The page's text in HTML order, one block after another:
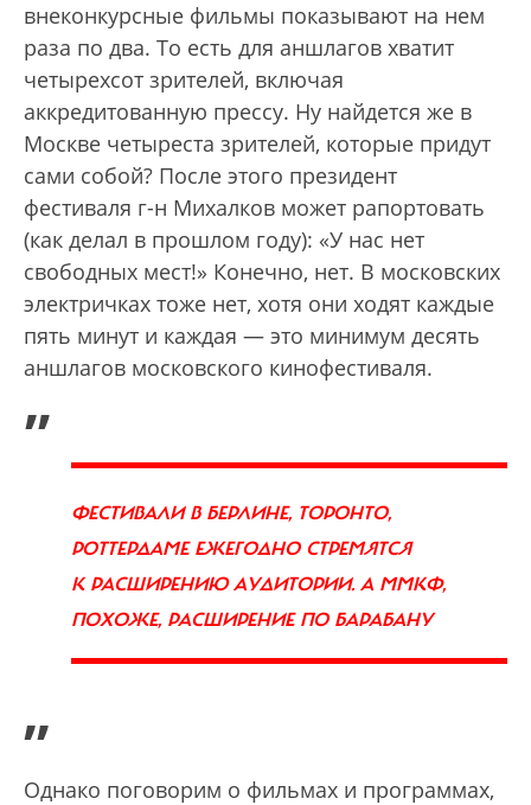
внеконкурсные фильмы показывают на нем
раза по два. То есть для аншлагов хватит
четырехсот зрителей, включая
аккредитованную прессу. Ну найдется же в
Москве четыреста зрителей, которые придут
сами собой? После этого президент
фестиваля г-н Михалков может рапортовать
(как делал в прошлом году): «У нас нет
свободных мест!» Конечно, нет. В московских
электричках тоже нет, хотя они ходят каждые
пять минут и каждая — это минимум десять
аншлагов московского кинофестиваля.
„
ФЕСТИВАЛИ В БЕРЛИНЕ, ТОРОНТО,
РОТТЕРДАМЕ ЕЖЕГОДНО СТРЕМЯТСЯ
К РАСШИРЕНИЮ АУДИТОРИИ. А ММКФ,
ПОХОЖЕ, РАСШИРЕНИЕ ПО БАРАБАНУ
”
Однако поговорим о фильмах и программах,